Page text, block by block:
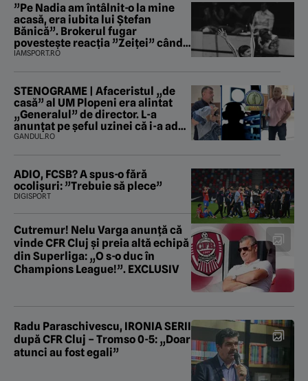
”Pe Nadia am întâlnit-o la mine
acasă, era iubita lui Ștefan
Bănică”. Brokerul fugar
povestește reacția ”Zeiței” când
i-a intrat în baie
IAMSPORT.RO
STENOGRAME | Afaceristul „de
casă” al UM Plopeni era alintat
„Generalul” de director. L-a
anunțat pe șeful uzinei că i-a adus
„subțireanu, așa”
GANDUL.RO
ADIO, FCSB? A spus-o fără
ocolișuri: ”Trebuie să plece”
DIGISPORT
Cutremur! Nelu Varga anunță că
vinde CFR Cluj și preia altă echipă
din Superliga: „O s-o duc în
Champions League!”. EXCLUSIV
Radu Paraschivescu, IRONIA SERII
după CFR Cluj – Tromso 0-5: „Doar
atunci au fost egali”